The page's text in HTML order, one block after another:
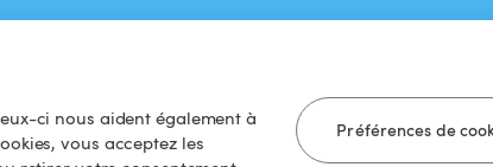
ci nous aident également à
vous acceptez les
Préférences de